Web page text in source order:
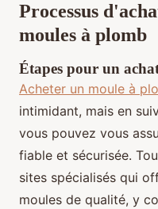
Processus
moules à plomb
Étapes pour un
Acheter un moule à
intimidant, mais en
vous pouvez vous
fiable et sécurisée.
sites spécialisés qui
moules de qualité, y